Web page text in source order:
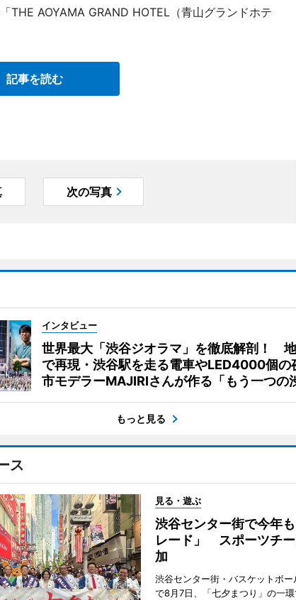
THE AOYAMA GRAND HOTEL（青山グランドホテ
記事を読む
次の写真
インタビュー
世界最大「渋谷ジオラマ」を徹底解剖！
で再現・渋谷駅を走る電車やLED4000個
市モデラーMAJIRIさんが作る「もう一つの
もっと見る
ス
見る・遊ぶ
渋谷センター街で今年
レード」 スポーツチ
加
渋谷センター街・バスケットボー
で8月7日、「七夕まつり」の一